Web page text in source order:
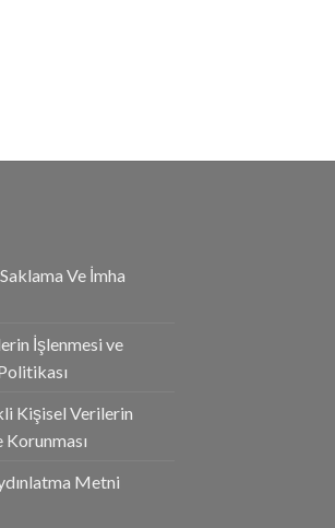
Ve İmha
İşlenmesi ve
Kişisel Verilerin
Korunması
Metni